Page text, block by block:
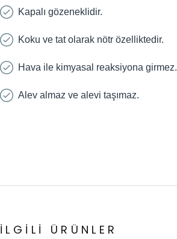
Kapalı gözeneklidir.
Koku ve tat olarak nötr özelliktedir.
Hava ile kimyasal reaksiyona girmez.
Alev almaz ve alevi taşımaz.
İLGİLİ ÜRÜNLER